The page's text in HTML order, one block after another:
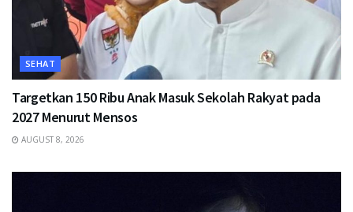
SEHAT
Targetkan 150 Ribu Anak Masuk Sekolah Rakyat pada
2027 Menurut Mensos
AUGUST 8, 2026